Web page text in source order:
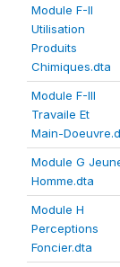
Module F-II
Utilisation
Produits
Chimiques.dta
Module F-III
Travaile Et
Main-
Module G
Homme.dta
Module H
Perceptions
Foncier.dta